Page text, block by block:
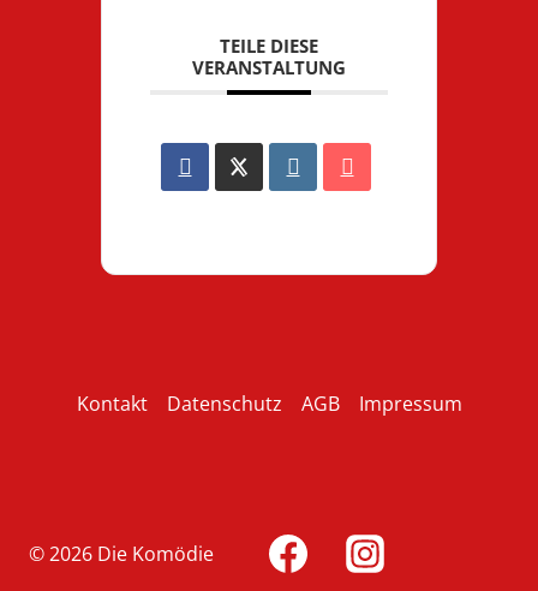
TEILE DIESE
VERANSTALTUNG
Kontakt Datenschutz AGB Impressum
© 2026 Die Komödie